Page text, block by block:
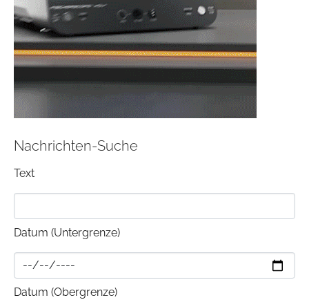
Nachrichten-Suche
Text
Datum (Untergrenze)
Datum (Obergrenze)